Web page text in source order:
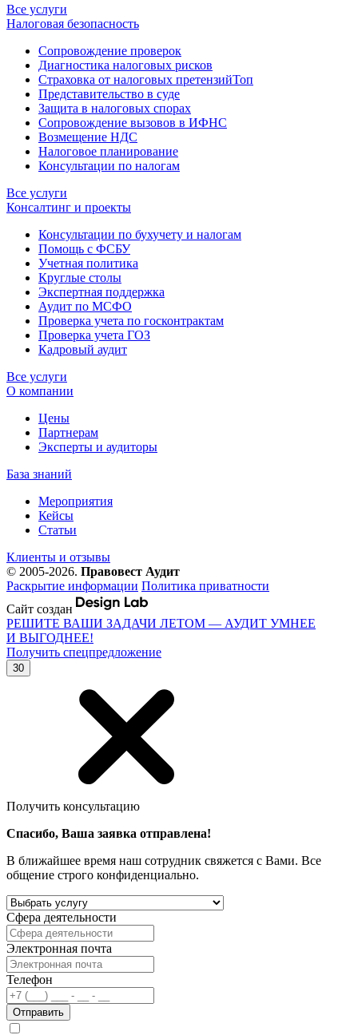
Все услуги
Налоговая безопасность
Сопровождение проверок
Диагностика налоговых рисков
Страховка от налоговых претензийТоп
Представительство в суде
Защита в налоговых спорах
Сопровождение вызовов в ИФНС
Возмещение НДС
Налоговое планирование
Консультации по налогам
Все услуги
Консалтинг и проекты
Консультации по бухучету и налогам
Помощь с ФСБУ
Учетная политика
Круглые столы
Экспертная поддержка
Аудит по МСФО
Проверка учета по госконтрактам
Проверка учета ГОЗ
Кадровый аудит
Все услуги
О компании
Цены
Партнерам
Эксперты и аудиторы
База знаний
Мероприятия
Кейсы
Статьи
Клиенты и отзывы
© 2005-2026. Правовест Аудит
Раскрытие информации Политика приватности
Сайт создан
РЕШИТЕ ВАШИ ЗАДАЧИ ЛЕТОМ — АУДИТ УМНЕЕ
И ВЫГОДНЕЕ!
Получить спецпредложение
30
Получить консультацию
Спасибо, Ваша заявка отправлена!
В ближайшее время наш сотрудник свяжется с Вами. Все
общение строго конфиденциально.
Сфера деятельности
Электронная почта
Телефон
Отправить